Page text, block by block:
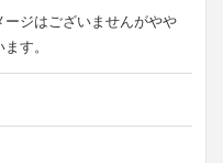
ージはございませんがやや
す。